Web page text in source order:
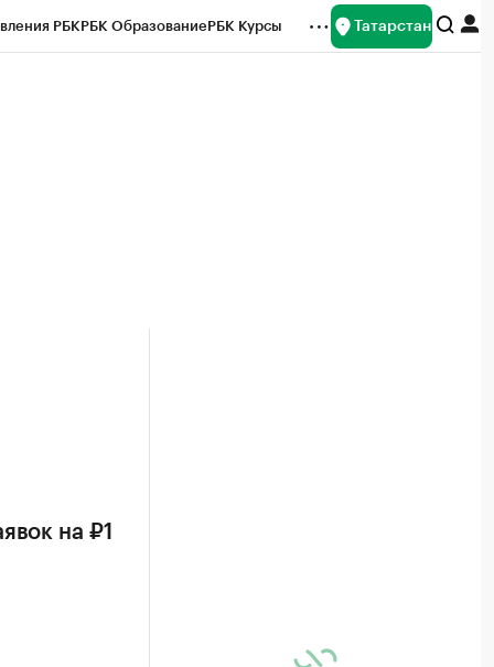
РБКРБК ОбразованиеРБК Курсы Татарстан
на ₽1